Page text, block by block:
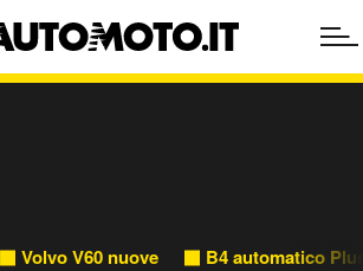
Volvo V60 nuove B4 automatico